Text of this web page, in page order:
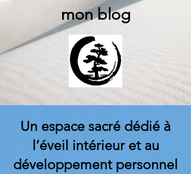
mon blog
Un espace sacré dédié à
l’éveil intérieur et au
développement personnel